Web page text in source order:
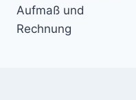
Aufmaß und
Rechnung